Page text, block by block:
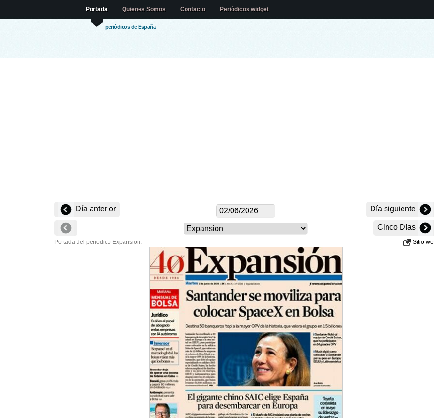
periódicos de España
Portada Quienes Somos Contacto Periódicos widget
Día anterior Día siguiente
Cinco Días
Portada del periodico Expansion: Sitio